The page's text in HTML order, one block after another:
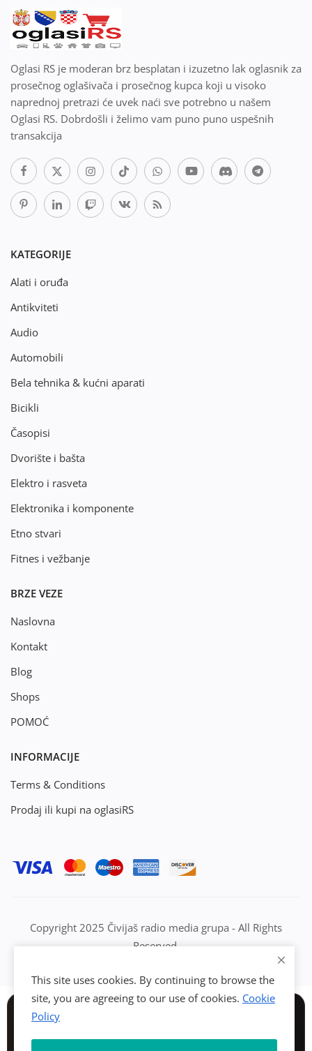
Oglasi RS je moderan brz besplatan i izuzetno lak oglasnik za
prosečnog oglašivača i prosečnog kupca koji u visoko
naprednoj pretrazi će uvek naći sve potrebno u našem
Oglasi RS. Dobrdošli i želimo vam puno puno uspešnih
transakcija
KATEGORIJE
Alati i oruđa
Antikviteti
Audio
Automobili
Bela tehnika & kućni aparati
Bicikli
Časopisi
Dvorište i bašta
Elektro i rasveta
Elektronika i komponente
Etno stvari
Fitnes i vežbanje
BRZE VEZE
Naslovna
Kontakt
Blog
Shops
POMOĆ
INFORMACIJE
Terms & Conditions
Prodaj ili kupi na oglasiRS
Copyright 2025 Čivijaš radio media grupa - All Rights
Reserved.
This site uses cookies. By continuing to browse the
site, you are agreeing to our use of cookies. Cookie
Policy